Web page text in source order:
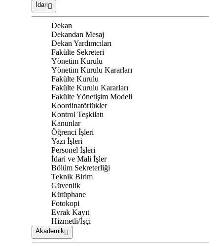
İdari
Dekan
Dekandan Mesaj
Dekan Yardımcıları
Fakülte Sekreteri
Yönetim Kurulu
Yönetim Kurulu Kararları
Fakülte Kurulu
Fakülte Kurulu Kararları
Fakülte Yönetişim Modeli
Koordinatörlükler
Kontrol Teşkilatı
Kanunlar
Öğrenci İşleri
Yazı İşleri
Personel İşleri
İdari ve Mali İşler
Bölüm Sekreterliği
Teknik Birim
Güvenlik
Kütüphane
Fotokopi
Evrak Kayıt
Hizmetli/İşçi
Akademik